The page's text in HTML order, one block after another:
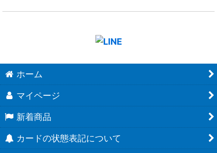
ホーム
マイページ
新着商品
カードの状態表記について